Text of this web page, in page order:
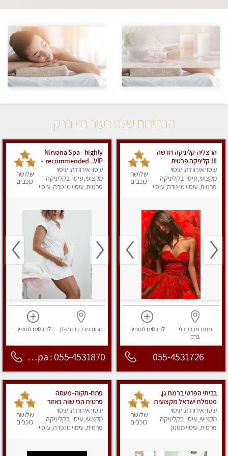
הבחירות שלנו בעיר בני ברק
הרצליה-קליניקה חדשה
!!! קליניקה פרטית
ואיכותית במיוחד
בהרצליה
עיסוי אירוודה, עיסוי
מקצועי, עיסוי בקליניקה
פרטית, עיסוי טנטרה, עיסוי
שלושה
כוכבים
מחוז מרכז בני
ברק
לפרטים נוספים
055-4531726
Nirvana Spa - highly
recommended ..VIP -
ספא נירוונה -מאסז
מקצועי ללא מין
עיסוי אירוודה, עיסוי
מקצועי, עיסוי בקליניקה
פרטית, עיסוי טנטרה, עיסוי
שלושה
כוכבים
מחוז מרכז רמת-גן לפרטים נוספים
Nirvana Spa : 055-4531870
בביתי הפרטי ברמת גן,
מטפלת ישראל מקצועית
ומנוסה . עיסוי שוודי
קלאסי משולב רקמות
עמוק, בהתאמה אישית .
עיסוי אירוודה, עיסוי
מקצועי, עיסוי בקליניקה
פרטית, עיסוי מפנק
שלושה
כוכבים
פתח-תקוה -מעסה
פרטית הכי שווה באזור
המרכז!!!
עיסוי אירוודה, עיסוי
מקצועי, עיסוי בקליניקה
פרטית, עיסוי טנטרה, עיסוי
שלושה
כוכבים